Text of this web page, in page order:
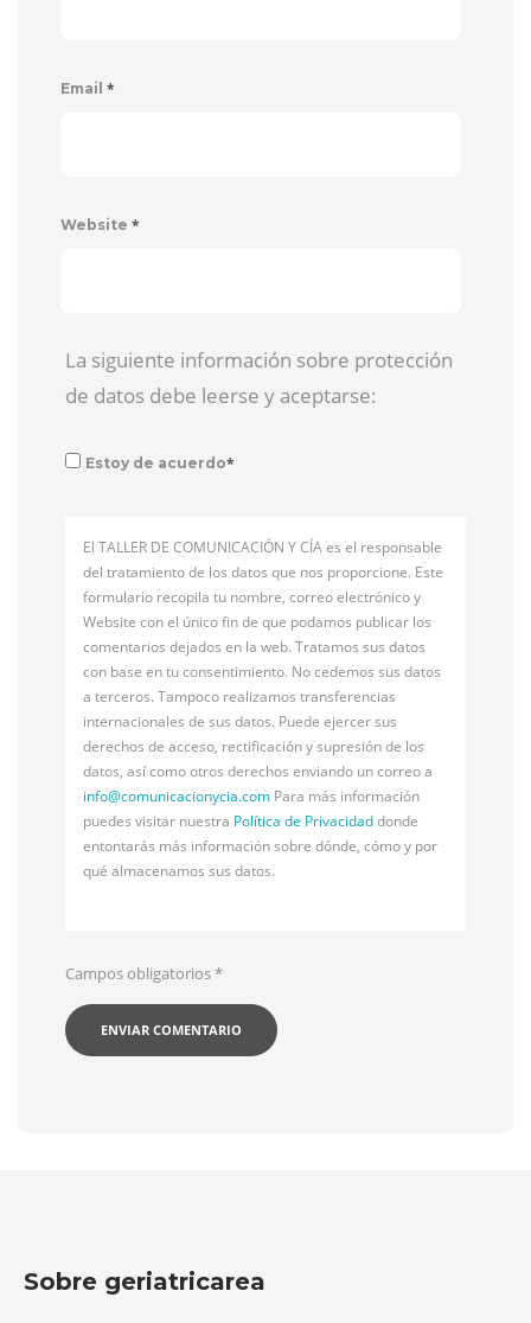
Email *
Website *
La siguiente información sobre protección
de datos debe leerse y aceptarse:
Estoy de acuerdo*
El TALLER DE COMUNICACIÓN Y CÍA es el responsable
del tratamiento de los datos que nos proporcione. Este
formulario recopila tu nombre, correo electrónico y
Website con el único fin de que podamos publicar los
comentarios dejados en la web. Tratamos sus datos
con base en tu consentimiento. No cedemos sus datos
a terceros. Tampoco realizamos transferencias
internacionales de sus datos. Puede ejercer sus
derechos de acceso, rectificación y supresión de los
datos, así como otros derechos enviando un correo a
info@comunicacionycia.com Para más información
puedes visitar nuestra Política de Privacidaddonde
entontarás más información sobre dónde, cómo y por
qué almacenamos sus datos.
Campos obligatorios*
Sobre geriatricarea